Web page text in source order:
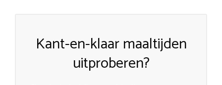
Kant-en-klaar maaltijden
uitproberen?